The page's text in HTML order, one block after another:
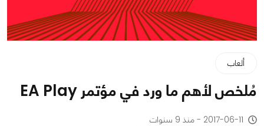
ألعاب
مُلخص لأهم ما ورد في مؤتمر EA Play
2017-06-11 - منذ 9 سنوات